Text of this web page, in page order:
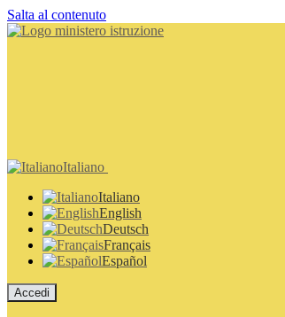
Salta al contenuto
Italiano
Italiano
English
Deutsch
Français
Español
Accedi